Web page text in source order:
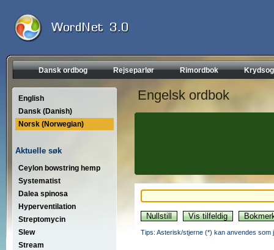
Dansk ordbog Rejseparlør Rimordbok
English
Dansk (Danish)
Norsk (Norwegian)
Aktuelle søk
Ceylon bowstring hemp
Systematist
Dalea spinosa
Hyperventilation
Streptomycin
Slew
Stream
Engelsk ordbok
Tips: Asterisk/stjerne (*) kan anvendes som